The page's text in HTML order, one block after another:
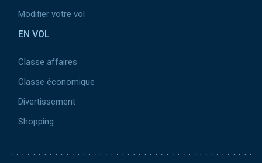
Modifier votre vol
EN VOL
Classe affaires
Classe économique
Divertissement
Shopping